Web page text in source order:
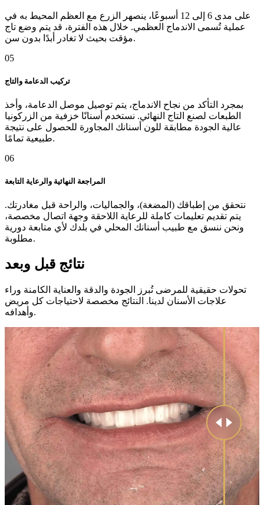
على مدى 6 إلى 12 أسبوعًا، ينصهر الزرع مع العظم المحيط به في
عملية تُسمى الاندماج العظمي. خلال هذه الفترة، قد يتم وضع تاج
مؤقت بحيث لا تغادر أبدًا بدون سن.
05
تركيب الدعامة والتاج
بمجرد التأكد من نجاح الاندماج، يتم توصيل موصل الدعامة، وأخذ
الطبعات لصنع التاج النهائي. نستخدم أسنانًا خزفية من الزركونيا
عالية الجودة مطابقة للون أسنانك المجاورة للحصول على نتيجة
طبيعية تمامًا.
06
المراجعة النهائية والرعاية التابعة
نتحقق من إطباقك (المضغة)، والجماليات، والراحة قبل مغادرتك.
يتم تقديم تعليمات كاملة للرعاية اللاحقة وجهة اتصال مخصصة،
ونحن ننسق مع طبيب أسنانك المحلي في بلدك لأي متابعة دورية
مطلوبة.
نتائج قبل وبعد
تحولات حقيقية للمرضى تُبرز الجودة والدقة والعناية الكامنة وراء
علاجات الأسنان لدينا. النتائج مخصصة لاحتياجات كل مريض
وأهدافه.